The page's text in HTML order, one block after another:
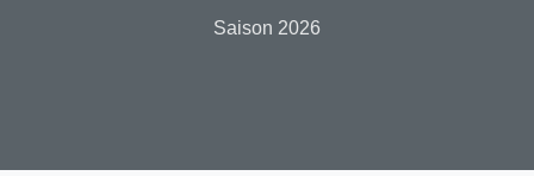
Saison 2026